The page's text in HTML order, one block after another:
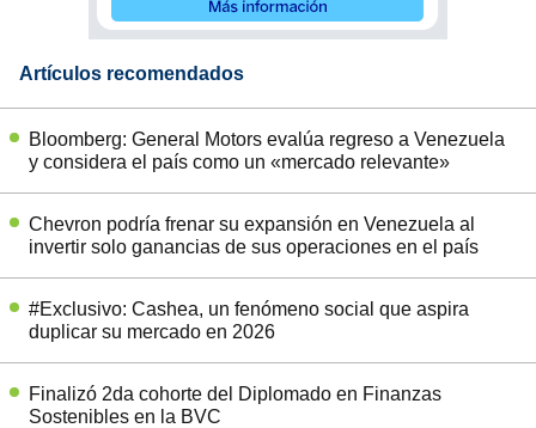
Artículos recomendados
Bloomberg: General Motors evalúa regreso a Venezuela
y considera el país como un «mercado relevante»
Chevron podría frenar su expansión en Venezuela al
invertir solo ganancias de sus operaciones en el país
#Exclusivo: Cashea, un fenómeno social que aspira
duplicar su mercado en 2026
Finalizó 2da cohorte del Diplomado en Finanzas
Sostenibles en la BVC